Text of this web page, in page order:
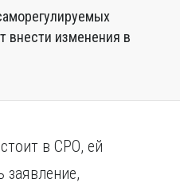
внести изменения в
в СРО, ей